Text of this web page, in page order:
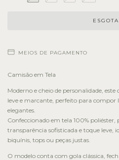
MEIOS DE PAGAMENTO
Camisão em Tela
Moderno e cheio de personalidade,
leve e marcante, perfeito para compor
elegantes.
Confeccionado em tela 100% poliéster,
transparência sofisticada e toque leve,
biquínis, tops ou peças justas.
O modelo conta com gola clássica,